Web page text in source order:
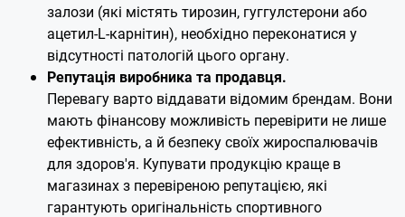
залози (які містять тирозин, гуггулстерони або
ацетил-L-карнітин), необхідно переконатися у
відсутності патологій цього органу.
Репутація виробника та продавця.
Перевагу варто віддавати відомим брендам. Вони
мають фінансову можливість перевірити не лише
ефективність, а й безпеку своїх жироспалювачів
для здоров'я. Купувати продукцію краще в
магазинах з перевіреною репутацією, які
гарантують оригінальність спортивного